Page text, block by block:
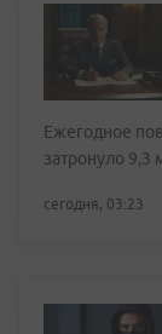
Ежегодное
затронуло 9,3
сегодня, 03:23